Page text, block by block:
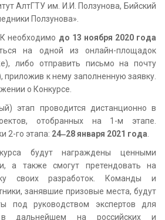
АлтГТУ им. И.И. Ползунова, Бийский
Ползунова».
необходимо до 13 ноября 2020 года
на одной из онлайн-площадок
либо отправить письмо на почту
приложив к нему заполненную заявку.
о Конкурсе.
этап проводится дистанционно в
отобранных на 1-м этапе.
2-го этапа: 24‒28 января 2021 года
будут награждены ценными
а также смогут претендовать на
своих разработок. Команды и
занявшие призовые места, будут
под руководством экспертов для
в дальнейшем на российских и